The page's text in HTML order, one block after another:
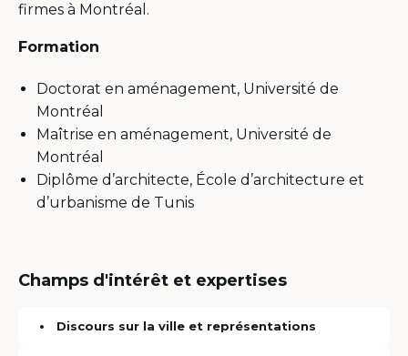
firmes à Montréal.
Formation
Doctorat en aménagement, Université de
Montréal
Maîtrise en aménagement, Université de
Montréal
Diplôme d’architecte, École d’architecture et
d’urbanisme de Tunis
Champs d'intérêt et expertises
Discours sur la ville et représentations